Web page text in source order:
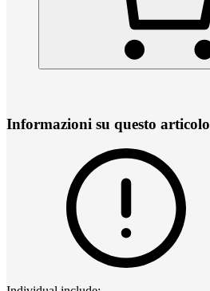
Informazioni su questo articolo